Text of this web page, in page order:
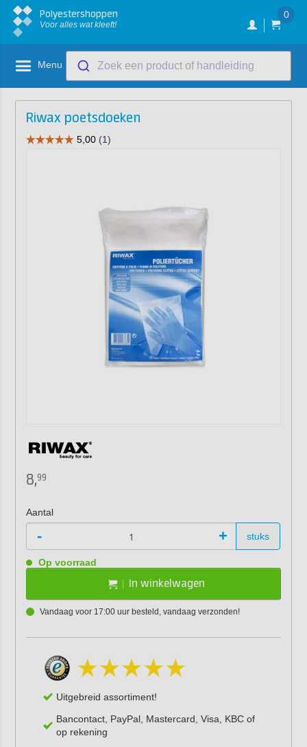
Polyestershoppen
Voor alles wat kleeft!
0
Menu Zoek een product of handleiding
Riwax poetsdoeken
8,99
Aantal
- + stuks
Op voorraad
In winkelwagen
Vandaag voor 17:00 uur besteld, vandaag verzonden!
Uitgebreid assortiment!
Bancontact, PayPal, Mastercard, Visa, KBC of
op rekening